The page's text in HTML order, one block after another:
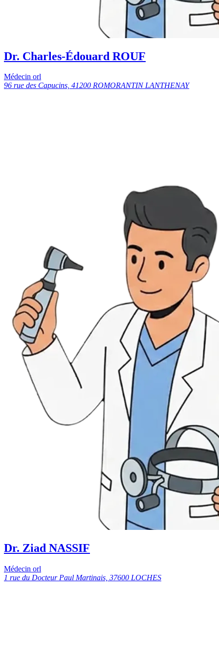
Dr. Charles-Édouard ROUF
Médecin orl
96 rue des Capucins, 41200 ROMORANTIN LANTHENAY
Dr. Ziad NASSIF
Médecin orl
1 rue du Docteur Paul Martinais, 37600 LOCHES